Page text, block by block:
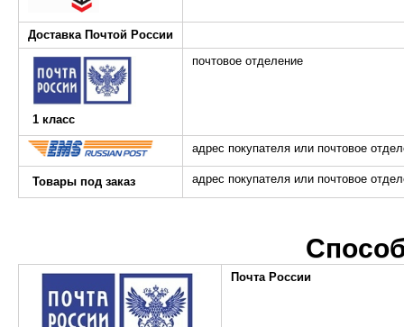
Доставка Почтой России
1 класс
почтовое отделение
адрес покупателя или почтовое
Товары под заказ адрес покупателя или почтовое
Почта России